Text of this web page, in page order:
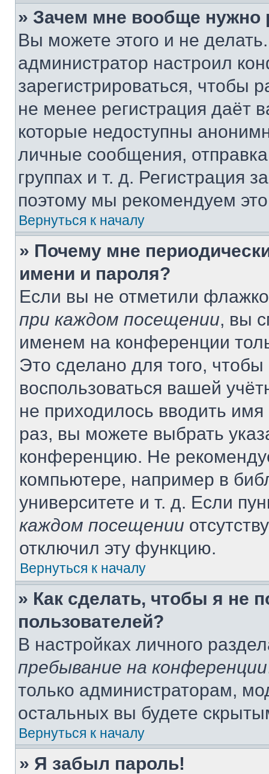
» Зачем мне вообще нужно
Вы можете этого и не
администратор настроил
зарегистрироваться, чтобы
не менее регистрация даёт
которые недоступны
личные сообщения,
группах и т. д. Регистрация
поэтому мы рекомендуем
Вернуться к началу
» Почему мне
имени и пароля?
Если вы не отметили
при каждом посещении, вы
именем на конференции
Это сделано для того, чтобы
воспользоваться вашей
не приходилось вводить
раз, вы можете выбрать
конференцию. Не
компьютере, например в
университете и т. д. Если
каждом посещении
отключил эту функцию.
Вернуться к началу
» Как сделать, чтобы я не
пользователей?
В настройках личного
пребывание на конференции
только администраторам,
остальных вы будете
Вернуться к началу
» Я забыл пароль!